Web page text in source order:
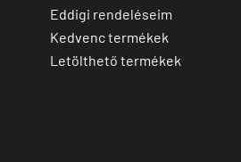
Eddigi rendeléseim
Kedvenc termékek
Letölthető termékek